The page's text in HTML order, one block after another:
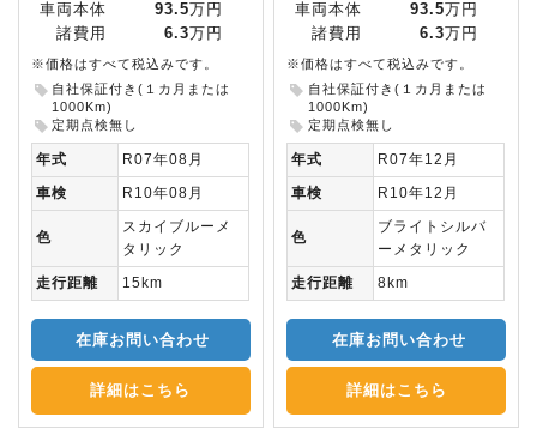
車両本体 93.5 万円
諸費用
6.3 万円
※価格はすべて税込みです。
自社保証付き(１カ月または
1000Km)
定期点検無し
年式
R07年08月
車検
R10年08月
色
スカイブルーメ
タリック
走行距離
15km
在庫お問い合わせ
詳細はこちら
車両本体 93.5 万円
諸費用
6.3 万円
※価格はすべて税込みです。
自社保証付き(１カ月または
1000Km)
定期点検無し
年式
R07年12月
車検
R10年12月
色
ブライトシルバ
ーメタリック
走行距離
8km
在庫お問い合わせ
詳細はこちら